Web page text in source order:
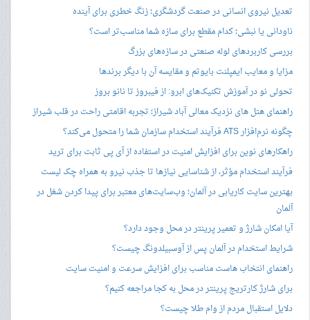
تعدیل نیروی انسانی در صنعت گردشگری؛ زنگ خطری برای آینده
ناودانی یا نبشی؛ کدام مقطع برای سازه شما مناسب‌تر است؟
بررسی کاربردهای لوله صنعتی در سازه‌های بزرگ
مزایا و معایب ایمپلنت بایوتم و مقایسه آن با دیگر برندها
تحولی نو در آموزش تکنیک‌های ابرو: از فیبروز تا نانو بروز
راهنمای هتل های نزدیک معالی آباد شیراز؛ تجربه اقامتی راحت در قلب شیراز
چگونه نرم‌افزار ATS فرآیند استخدام سازمان شما را متحول می‌کند؟
راهکارهای نوین برای افزایش امنیت در استفاده از آی پی ثابت برای ترید
فرآیند استخدام مؤثر، از شناسایی نیازها تا جذب نیرو به همراه چک لیست
بهترین سایت کاریابی در آلمان؛ وب‌سایت‌های معتبر برای پیدا کردن شغل در
آلمان
آیا امکان شارژ و تعمیر پرینتر در محل وجود دارد؟
شرایط استخدام در آلمان پس از آوسبیلدونگ چیست؟
راهنمای انتخاب هاست مناسب برای افزایش سرعت و امنیت سایت
برای شارژ کارتریج پرینتر در محل به کجا مراجعه کنیم؟
دلایل استقبال مردم از وام طلا چیست؟